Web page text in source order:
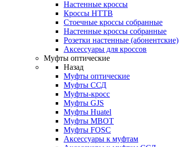
Настенные кроссы
Кроссы HTTB
Стоечные кроссы собранные
Настенные кроссы собранные
Розетки настенные (абонентские)
Аксессуары для кроссов
Муфты оптические
Назад
Муфты оптические
Муфты ССД
Муфты-кросс
Муфты GJS
Муфты Huatel
Муфты МВОТ
Муфты FOSC
Аксессуары к муфтам